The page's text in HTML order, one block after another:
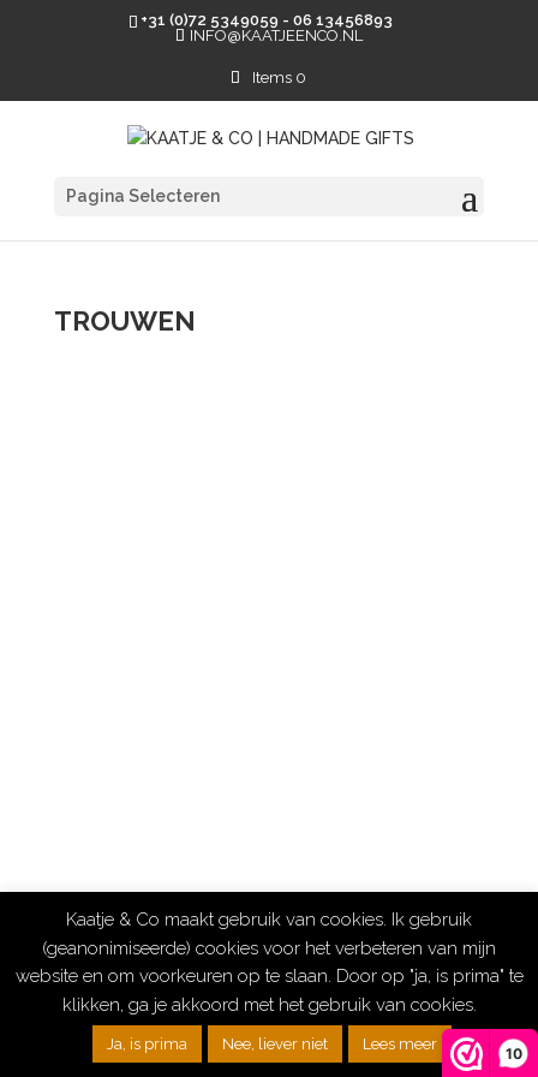
10
+31 (0)72 5349059 - 06 13456893
INFO@KAATJEENCO.NL
Items 0
Pagina Selecteren
TROUWEN
Kaatje & Co maakt gebruik van cookies. Ik gebruik
(geanonimiseerde) cookies voor het verbeteren van mijn
website en om voorkeuren op te slaan. Door op "ja, is prima" te
klikken, ga je akkoord met het gebruik van cookies.
Ja, is prima Nee, liever niet Lees meer